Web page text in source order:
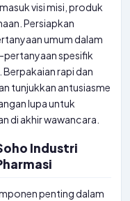
visi misi, produk
Persiapkan
umum dalam
spesifik
rapi dan
tunjukkan antusiasme
lupa untuk
di akhir wawancara.
Industri
penting dalam